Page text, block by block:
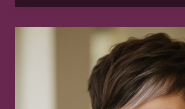
Ideen
–